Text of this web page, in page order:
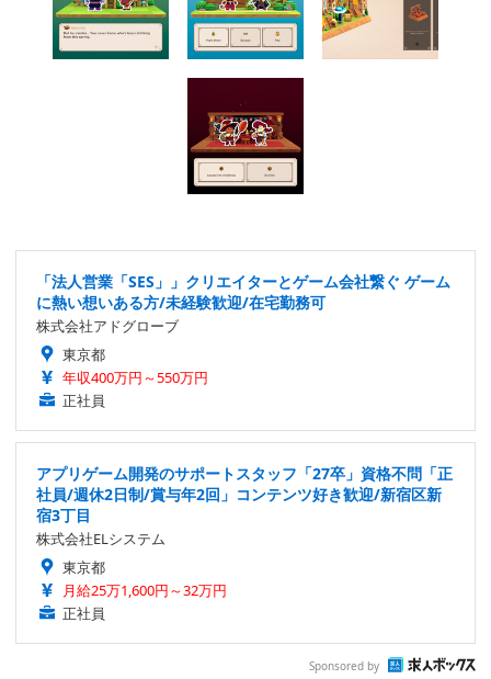
「法人営業「SES」」クリエイターとゲーム会社繋ぐ ゲーム
に熱い想いある方/未経験歓迎/在宅勤務可
株式会社アドグローブ
東京都
年収400万円～550万円
正社員
アプリゲーム開発のサポートスタッフ「27卒」資格不問「正
社員/週休2日制/賞与年2回」コンテンツ好き歓迎/新宿区新
宿3丁目
株式会社ELシステム
東京都
月給25万1,600円～32万円
正社員
Sponsored by